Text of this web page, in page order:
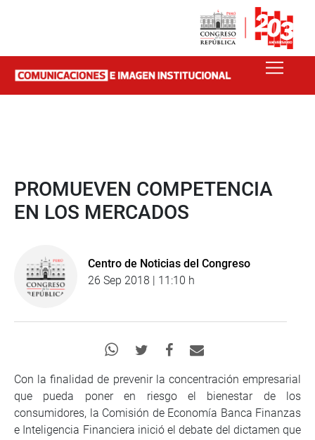
PROMUEVEN COMPETENCIA
EN LOS MERCADOS
Centro de Noticias del Congreso
26 Sep 2018 | 11:10 h
Con la finalidad de prevenir la concentración empresarial
que pueda poner en riesgo el bienestar de los
consumidores, la Comisión de Economía Banca Finanzas
e Inteligencia Financiera inició el debate del dictamen que